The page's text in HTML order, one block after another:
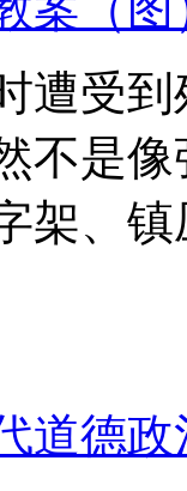
遭受
不是
架、
道德政